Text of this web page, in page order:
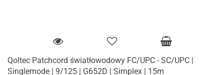
Qoltec Patchcord światłowodowy FC/UPC - SC/UPC |
Singlemode | 9/125 | G652D | Simplex | 15m